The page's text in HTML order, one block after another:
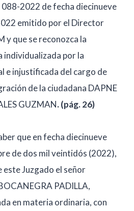
2022 de fecha diecinueve
emitido por el Director
y que se reconozca la
individualizada por la
e injustificada del cargo de
de la ciudadana DAPNE
GUZMAN. (pág. 26)
que en fecha diecinueve
de dos mil veintidós (2022),
este Juzgado el señor
PADILLA,
en materia ordinaria, con